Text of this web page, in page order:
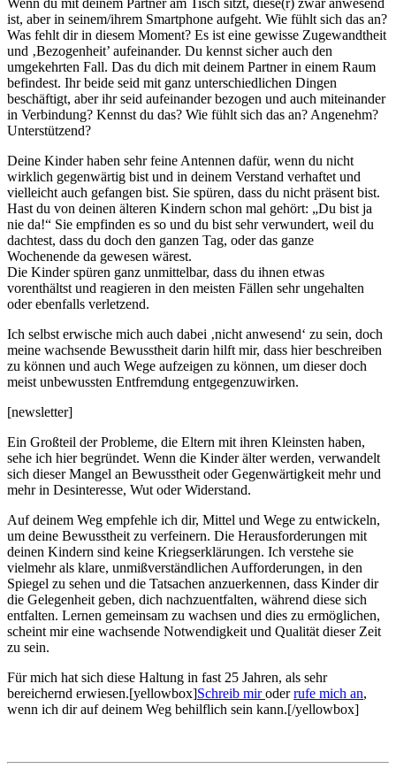
ist, aber in seinem/ihrem Smartphone aufgeht. Wie fühlt sich das an?
Was fehlt dir in diesem Moment? Es ist eine gewisse Zugewandtheit
und ‚Bezogenheit’ aufeinander. Du kennst sicher auch den
umgekehrten Fall. Das du dich mit deinem Partner in einem Raum
befindest. Ihr beide seid mit ganz unterschiedlichen Dingen
beschäftigt, aber ihr seid aufeinander bezogen und auch miteinander
in Verbindung? Kennst du das? Wie fühlt sich das an? Angenehm?
Unterstützend?
Deine Kinder haben sehr feine Antennen dafür, wenn du nicht
wirklich gegenwärtig bist und in deinem Verstand verhaftet und
vielleicht auch gefangen bist. Sie spüren, dass du nicht präsent bist.
Hast du von deinen älteren Kindern schon mal gehört: „Du bist ja
nie da!“ Sie empfinden es so und du bist sehr verwundert, weil du
dachtest, dass du doch den ganzen Tag, oder das ganze
Wochenende da gewesen wärest.
Die Kinder spüren ganz unmittelbar, dass du ihnen etwas
vorenthältst und reagieren in den meisten Fällen sehr ungehalten
oder ebenfalls verletzend.
Ich selbst erwische mich auch dabei ‚nicht anwesend‘ zu sein, doch
meine wachsende Bewusstheit darin hilft mir, dass hier beschreiben
zu können und auch Wege aufzeigen zu können, um dieser doch
meist unbewussten Entfremdung entgegenzuwirken.
[newsletter]
Ein Großteil der Probleme, die Eltern mit ihren Kleinsten haben,
sehe ich hier begründet. Wenn die Kinder älter werden, verwandelt
sich dieser Mangel an Bewusstheit oder Gegenwärtigkeit mehr und
mehr in Desinteresse, Wut oder Widerstand.
Auf deinem Weg empfehle ich dir, Mittel und Wege zu entwickeln,
um deine Bewusstheit zu verfeinern. Die Herausforderungen mit
deinen Kindern sind keine Kriegserklärungen. Ich verstehe sie
vielmehr als klare, unmißverständlichen Aufforderungen, in den
Spiegel zu sehen und die Tatsachen anzuerkennen, dass Kinder dir
die Gelegenheit geben, dich nachzuentfalten, während diese sich
entfalten. Lernen gemeinsam zu wachsen und dies zu ermöglichen,
scheint mir eine wachsende Notwendigkeit und Qualität dieser Zeit
zu sein.
Für mich hat sich diese Haltung in fast 25 Jahren, als sehr
bereichernd erwiesen.[yellowbox]Schreib miroderrufe mich an,
wenn ich dir auf deinem Weg behilflich sein kann.[/yellowbox]